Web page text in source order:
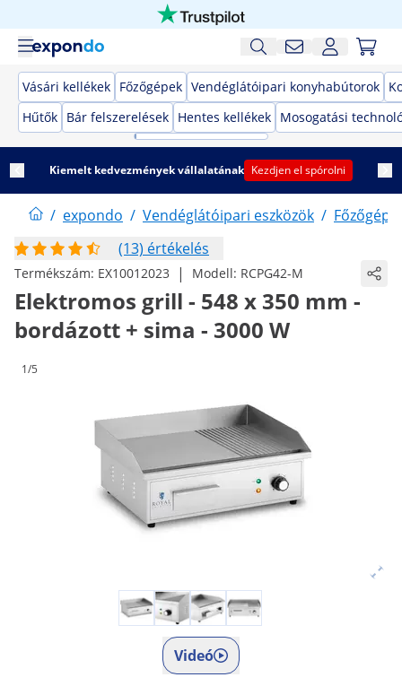
Vásári kellékek Főzőgépek Vendéglátóipari konyhabútorok
Hűtők Bár felszerelések Hentes kellékek Mosogatási
Kiemelt kedvezmények vállalatának Kezdjen el spórolni
/ expondo / Vendéglátóipari eszközök /
(13) értékelés
Termékszám: EX10012023 | Modell: RCPG42-M
Elektromos grill - 548 x 350 mm -
bordázott + sima - 3000 W
1/5
Videó